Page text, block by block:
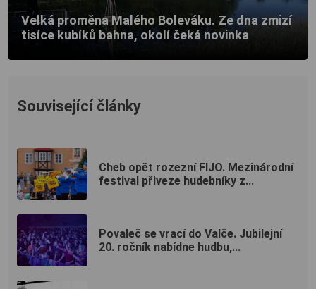
Velká proměna Malého Boleváku. Ze dna zmizí
tisíce kubíků bahna, okolí čeká novinka
Související články
Cheb opět rozezní FIJO. Mezinárodní
festival přiveze hudebníky z...
Povaleč se vrací do Valče. Jubilejní
20. ročník nabídne hudbu,...